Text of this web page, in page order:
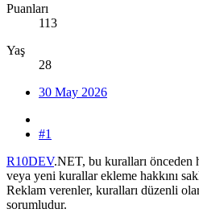
Puanları
113
Yaş
28
30 May 2026
#1
R10DEV.NET, bu kuralları önceden
veya yeni kurallar ekleme hakkını
Reklam verenler, kuralları düzenli
sorumludur.